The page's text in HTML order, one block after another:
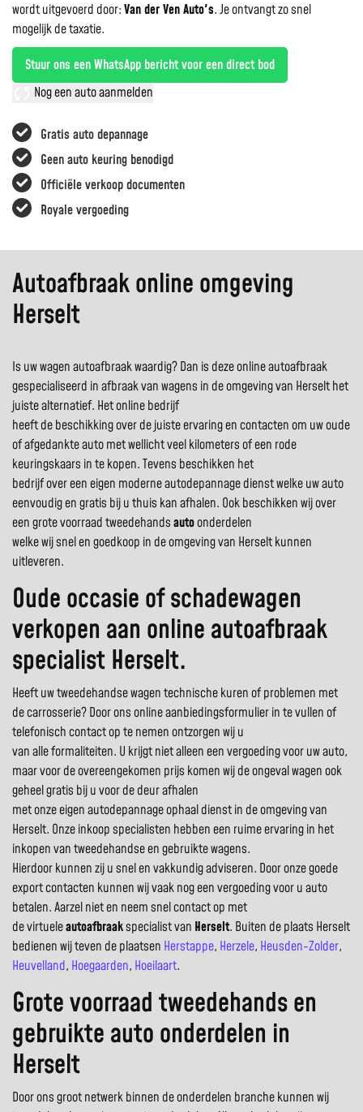
Gratis auto depannage
Geen auto keuring benodigd
Officiële verkoop documenten
Royale vergoeding
wordt uitgevoerd door:Van der Ven Auto's.Je ontvangt zo snel
mogelijk de taxatie.
Stuur ons een WhatsApp bericht voor een direct bod
Nog een auto aanmelden
Autoafbraak online omgeving
Herselt
Is uw wagen autoafbraak waardig? Dan is deze online autoafbraak
gespecialiseerd in afbraak van wagens in de omgeving van Herselt het
juiste alternatief. Het online bedrijf
heeft de beschikking over de juiste ervaring en contacten om uw oude
of afgedankte auto met wellicht veel kilometers of een rode
keuringskaars in te kopen. Tevens beschikken het
bedrijf over een eigen moderne autodepannage dienst welke uw auto
eenvoudig en gratis bij u thuis kan afhalen. Ook beschikken wij over
een grote voorraad tweedehandsautoonderdelen
welke wij snel en goedkoop in de omgeving van Herselt kunnen
uitleveren.
Oude occasie of schadewagen
verkopen aan online autoafbraak
specialist Herselt.
Heeft uw tweedehandse wagen technische kuren of problemen met
de carrosserie? Door ons online aanbiedingsformulier in te vullen of
telefonisch contact op te nemen ontzorgen wij u
van alle formaliteiten. U krijgt niet alleen een vergoeding voor uw auto,
maar voor de overeengekomen prijs komen wij de ongeval wagen ook
geheel gratis bij u voor de deur afhalen
met onze eigen autodepannage ophaal dienst in de omgeving van
Herselt. Onze inkoop specialisten hebben een ruime ervaring in het
inkopen van tweedehandse en gebruikte wagens.
Hierdoor kunnen zij u snel en vakkundig adviseren. Door onze goede
export contacten kunnen wij vaak nog een vergoeding voor u auto
betalen. Aarzel niet en neem snel contact op met
de virtueleautoafbraakspecialist van Herselt. Buiten de plaats Herselt
bedienen wij teven de plaatsen Herstappe, Herzele, Heusden-Zolder,
Heuvelland, Hoegaarden, Hoeilaart.
Grote voorraad tweedehands en
gebruikte auto onderdelen in
Herselt
Door ons groot netwerk binnen de onderdelen branche kunnen wij